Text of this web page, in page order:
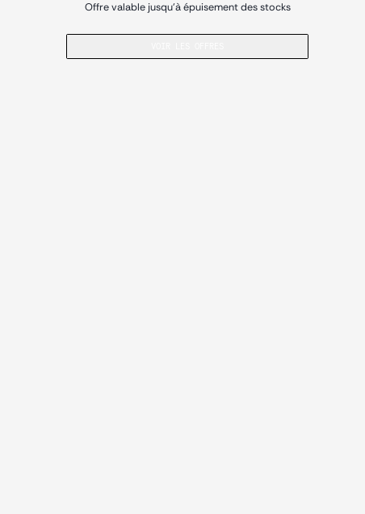
Offre valable jusqu’à épuisement des stocks